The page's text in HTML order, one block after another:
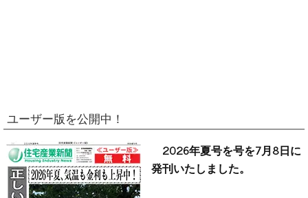
ユーザー版を公開中！
2026年夏号を号を7月8日に
発刊いたしました。